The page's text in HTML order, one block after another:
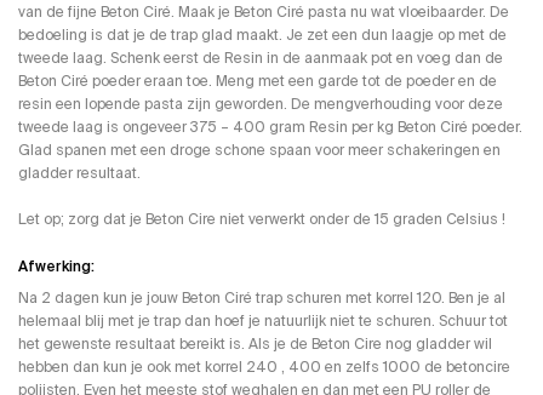
van de fijne Beton Ciré. Maak je Beton Ciré pasta nu wat vloeibaarder. De
bedoeling is dat je de trap glad maakt. Je zet een dun laagje op met de
tweede laag. Schenk eerst de Resin in de aanmaak pot en voeg dan de
Beton Ciré poeder eraan toe. Meng met een garde tot de poeder en de
resin een lopende pasta zijn geworden. De mengverhouding voor deze
tweede laag is ongeveer 375 – 400 gram Resin per kg Beton Ciré poeder.
Glad spanen met een droge schone spaan voor meer schakeringen en
gladder resultaat.
Let op; zorg dat je Beton Cire niet verwerkt onder de 15 graden Celsius !
Afwerking:
Na 2 dagen kun je jouw Beton Ciré trap schuren met korrel 120. Ben je al
helemaal blij met je trap dan hoef je natuurlijk niet te schuren. Schuur tot
het gewenste resultaat bereikt is. Als je de Beton Cire nog gladder wil
hebben dan kun je ook met korrel 240 , 400 en zelfs 1000 de betoncire
polijsten. Even het meeste stof weghalen en dan met een PU roller de